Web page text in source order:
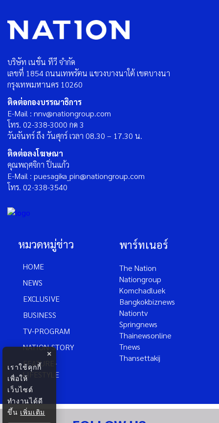
บริษัท เนชั่น ทีวี จำกัด
เลขที่ 1854 ถนนเทพรัตน แขวงบางนาใต้ เขตบางนา
กรุงเทพมหานคร 10260
ติดต่อกองบรรณาธิการ
E-Mail : nnv@nationgroup.com
โทร. 02-338-3000 กด 3
วันจันทร์ ถึง วันศุกร์ เวลา 08.30 – 17.30 น.
ติดต่อลงโฆษณา
คุณพฤศจิกา ปิ่นแก้ว
E-Mail : puesagika_pin@nationgroup.com
โทร. 02-338-3540
หมวดหมู่ข่าว
HOME
NEWS
EXCLUSIVE
BUSINESS
TV-PROGRAM
NATION-STORY
FEATURE-
LIFESTYLE
พาร์ทเนอร์
The Nation
Nationgroup
Komchadluek
Bangkokbiznews
Nationtv
Springnews
Thainewsonline
Tnews
Thansettakij
×
เราใช้คุกกี้
เพื่อให้
เว็บไซต์
ทำงานได้ดี
ขึ้น เพิ่มเติม